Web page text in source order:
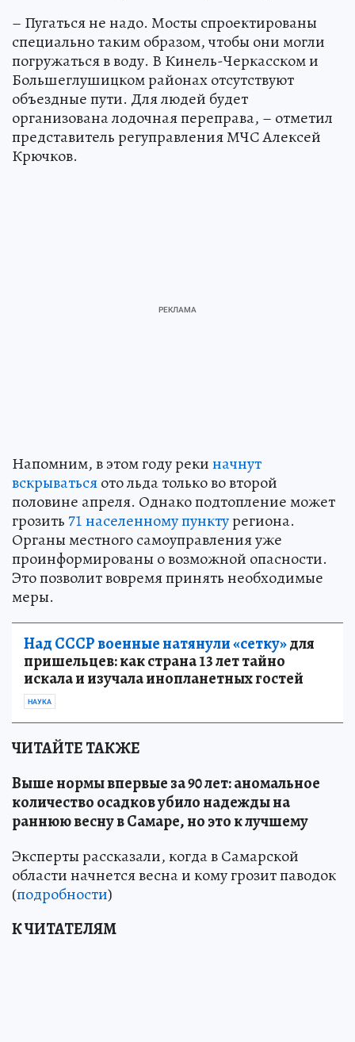
– Пугаться не надо. Мосты спроектированы
специально таким образом, чтобы они могли
погружаться в воду. В Кинель-Черкасском и
Большеглушицком районах отсутствуют
объездные пути. Для людей будет
организована лодочная переправа, – отметил
представитель регуправления МЧС Алексей
Крючков.
Напомним, в этом году рекиначнут
вскрыватьсяото льда только во второй
половине апреля. Однако подтопление может
грозить 71 населенному пунктурегиона.
Органы местного самоуправления уже
проинформированы о возможной опасности.
Это позволит вовремя принять необходимые
меры.
Над СССР военные натянули «сетку»для
пришельцев: как страна 13 лет тайно
искала и изучала инопланетных гостей
НАУКА
ЧИТАЙТЕ ТАКЖЕ
Выше нормы впервые за 90 лет: аномальное
количество осадков убило надежды на
раннюю весну в Самаре, но это к лучшему
Эксперты рассказали, когда в Самарской
области начнется весна и кому грозит паводок
(подробности)
К ЧИТАТЕЛЯМ